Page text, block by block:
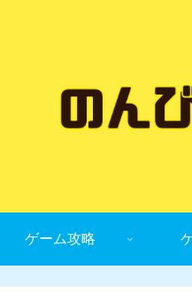
ゲーム攻略